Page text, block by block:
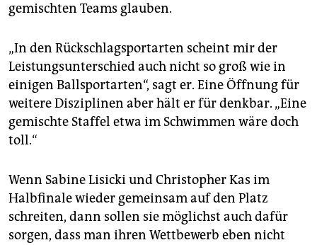
gemischten Teams glauben.
„In den Rückschlagsportarten scheint mir der
Leistungsunterschied auch nicht so groß wie in
einigen Ballsportarten“, sagt er. Eine Öffnung für
weitere Disziplinen aber hält er für denkbar. „Eine
gemischte Staffel etwa im Schwimmen wäre doch
toll.“
Wenn Sabine Lisicki und Christopher Kas im
Halbfinale wieder gemeinsam auf den Platz
schreiten, dann sollen sie möglichst auch dafür
sorgen, dass man ihren Wettbewerb eben nicht